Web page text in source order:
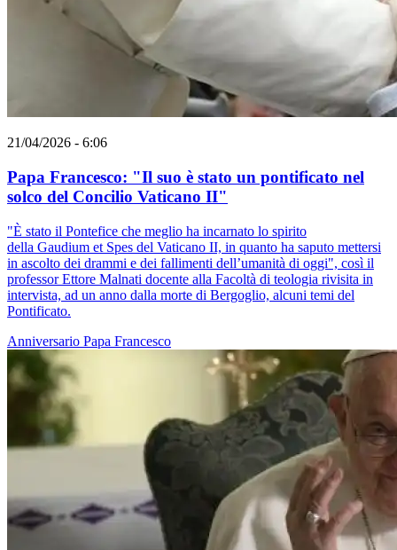
21/04/2026 - 6:06
Papa Francesco: "Il suo è stato un pontificato nel
solco del Concilio Vaticano II"
"È stato il Pontefice che meglio ha incarnato lo spirito
della Gaudium et Spes del Vaticano II, in quanto ha saputo mettersi
in ascolto dei drammi e dei fallimenti dell’umanità di oggi", così il
professor Ettore Malnati docente alla Facoltà di teologia rivisita in
intervista, ad un anno dalla morte di Bergoglio, alcuni temi del
Pontificato.
Anniversario Papa Francesco